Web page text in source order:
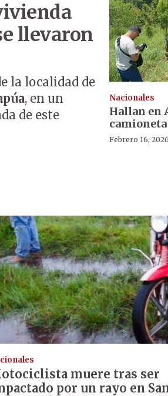
llevaron
la localidad de
, en un
de este
Nacionales
Hallan en
Febrero 16,
muere tras ser
por un rayo en